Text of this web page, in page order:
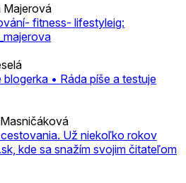
Majerová
fitness- lifestyleig:
• Ráda píše a testuje
Už niekoľko rokov
kde sa snažím svojim čitateľom